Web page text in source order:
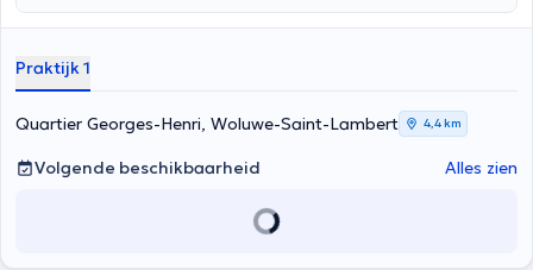
Praktijk 1
Quartier Georges-Henri, Woluwe-Saint-Lambert 4,4 km
Volgende beschikbaarheid Alles zien